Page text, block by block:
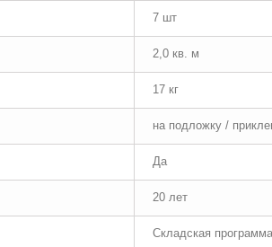
7 шт
2,0 кв. м
17 кг
на подложку /
Да
20 лет
Складская программа